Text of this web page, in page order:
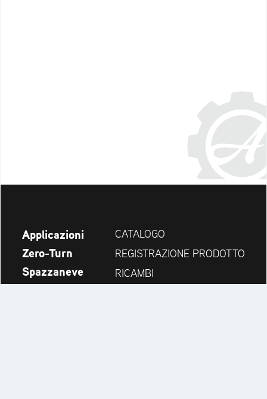
Applicazioni
Zero-Turn
Spazzaneve
CATALOGO
REGISTRAZIONE PRODOTTO
RICAMBI